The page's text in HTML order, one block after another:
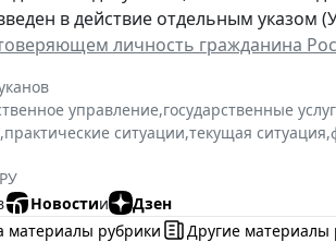
в действие отдельным указом
личность гражданина
управление,государственные
,практические ситуации,текущая ситуация,
Новостии
Дзен
материалы рубрики
Другие материалы